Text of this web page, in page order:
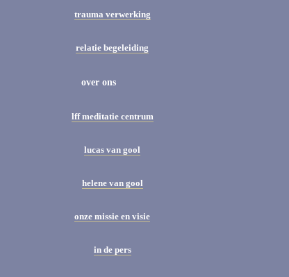
trauma verwerking
relatie begeleiding
over ons
lff meditatie centrum
lucas van gool
helene van gool
onze missie en visie
in de pers